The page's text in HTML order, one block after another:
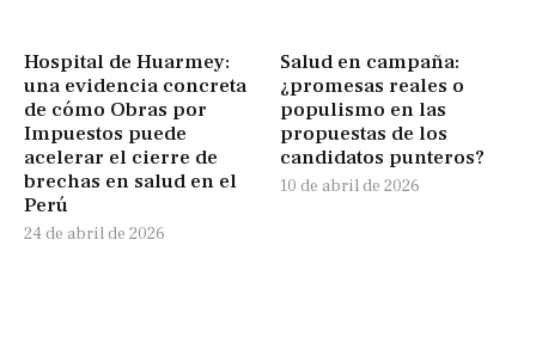
Hospital de Huarmey:
una evidencia concreta
de cómo Obras por
Impuestos puede
acelerar el cierre de
brechas en salud en el
Perú
24 de abril de 2026
Salud en campaña:
¿promesas reales o
populismo en las
propuestas de los
candidatos punteros?
10 de abril de 2026